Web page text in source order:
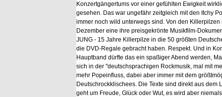
Konzertgängertums vor einer gefühlten Ewigkeit
gesehen. Das war ungefähr zeitgleich mit den Itchy
immer noch wild unterwegs sind. Von den Killerpilzen
Dezember eine ihre preisgekrönte Musikfilm-
JUNG - 15 Jahre Killerpilze in die 50 größten
die DVD-Regale gebracht haben. Respekt. Und in
Hauptband dürfte das ein spaßiger Abend werden,
sich in der "deutschsprachigen Rockmusik, mal mit
mehr Popeinfluss, dabei aber immer mit dem
Deutschrockklischees. Die Texte sind direkt aus dem
geht um Freude, Glück oder Wut, es wird aber